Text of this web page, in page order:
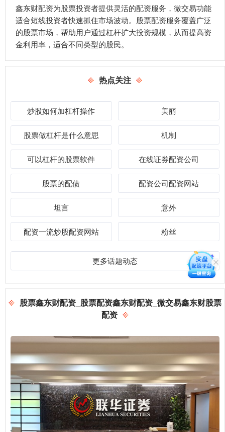
鑫东财配资为股票投资者提供灵活的配资服务，微交易功能
适合短线投资者快速抓住市场波动。股票配资服务覆盖广泛
的股票市场，帮助用户通过杠杆扩大投资规模，从而提高资
金利用率，适合不同类型的股民。
热点关注
炒股如何加杠杆操作 美丽
股票做杠杆是什么意思 机制
可以杠杆的股票软件 在线证券配资公司
股票的配债 配资公司配资网站
坦言 意外
配资一流炒股配资网站 粉丝
更多话题动态
股票鑫东财配资_股票配资鑫东财配资_微交易鑫东财股票
配资